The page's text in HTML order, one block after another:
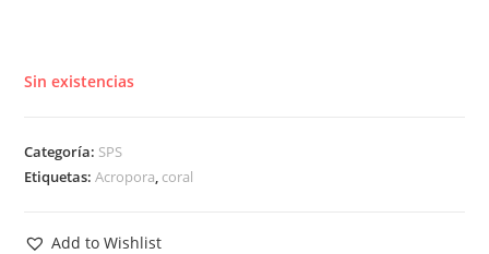
Sin existencias
Categoría: SPS
Etiquetas:Acropora, coral
Add to Wishlist